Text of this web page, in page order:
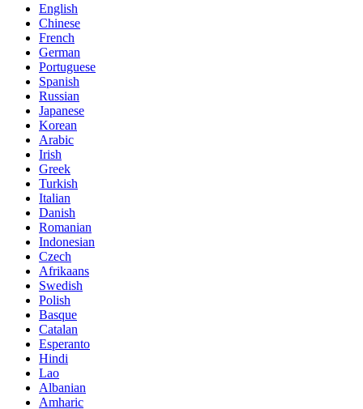
English
Chinese
French
German
Portuguese
Spanish
Russian
Japanese
Korean
Arabic
Irish
Greek
Turkish
Italian
Danish
Romanian
Indonesian
Czech
Afrikaans
Swedish
Polish
Basque
Catalan
Esperanto
Hindi
Lao
Albanian
Amharic